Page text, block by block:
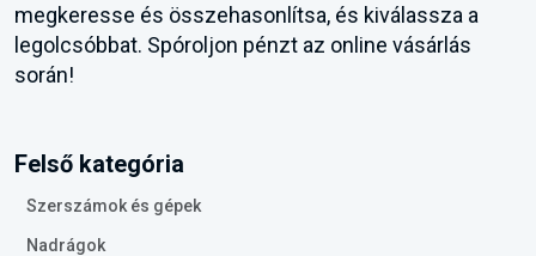
megkeresse és összehasonlítsa, és kiválassza a
legolcsóbbat. Spóroljon pénzt az online vásárlás
során!
Felső kategória
Szerszámok és gépek
Nadrágok